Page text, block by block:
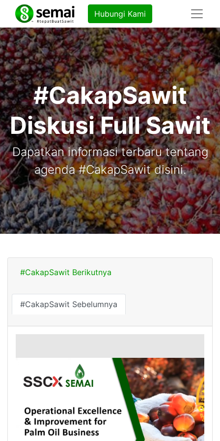
Hubungi Kami
#CakapSawit
Diskusi Full Sawit
Dapatkan informasi terbaru tentang
agenda #CakapSawit disini.
#CakapSawit Berikutnya
#CakapSawit Sebelumnya